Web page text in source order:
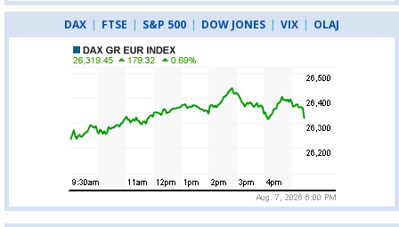
DAX | FTSE | S&P 500 | DOW JONES | VIX | OLAJ